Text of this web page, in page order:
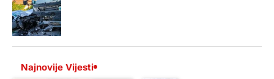
Najnovije Vijesti